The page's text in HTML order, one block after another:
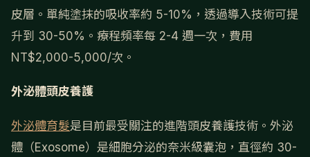
皮層。單純塗抹的吸收率約 5-10%，透過導入技術可提
升到 30-50%。療程頻率每 2-4 週一次，費用
NT$2,000-5,000/次。
外泌體頭皮養護
外泌體育髮是目前最受關注的進階頭皮養護技術。外泌
體（Exosome）是細胞分泌的奈米級囊泡，直徑約 30-